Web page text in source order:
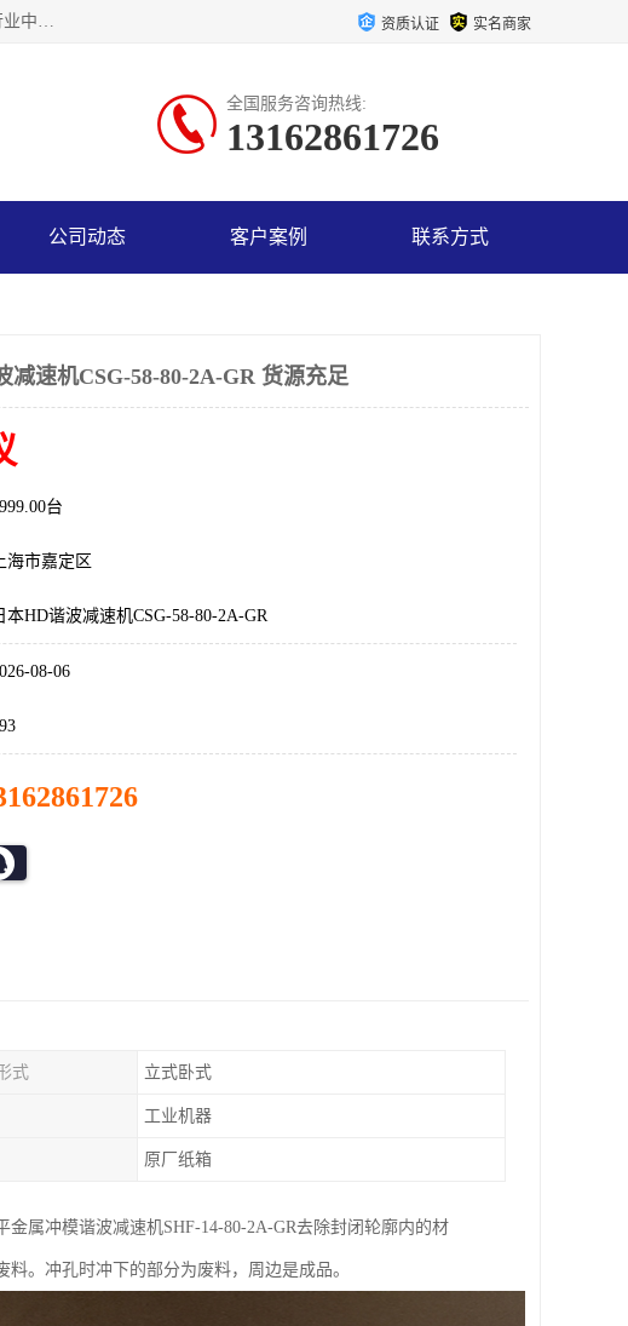
上海浜田实业有限公司专业致力于传动控制行业。面向工业机器人、半导体、机床、船舶、点胶、印刷、精密电子设备等行业中的运动控制技术。为日本哈默纳科（HarmonicDrive简称HD）中国地区定代理商，其生产的HarmonicDrive谐波减速机，具有轻量、小型、传动效率高、减速范围广、精度高等特点，被广泛应用于各种传动系统中。完善的技术，完善的售后，让您的选择无后顾之忧，欢迎您的来电洽谈！ 资质认证 实名商家
全国服务咨询热线:
13162861726
公司动态 客户案例 联系方式
减速机CSG-58-80-2A-GR 货源充足
台
上海市嘉定区
本HD谐波减速机CSG-58-80-2A-GR
08-06
式 立式卧式
工业机器
原厂纸箱
属冲模谐波减速机SHF-14-80-2A-GR去除封闭轮廓内的材
。冲孔时冲下的部分为废料，周边是成品。